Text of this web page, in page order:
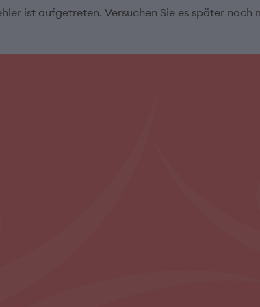
ist aufgetreten. Versuchen Sie es später noch